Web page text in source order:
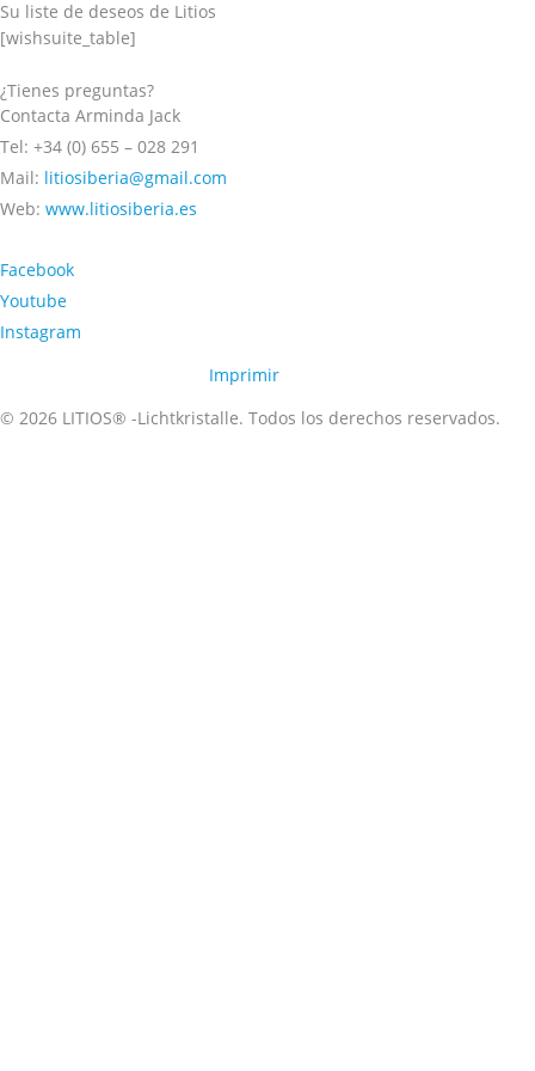
Ir
al
Su liste de deseos de Litios
[wishsuite_table]
¿Tienes preguntas?
Contacta Arminda Jack
Tel: +34 (0) 655 – 028 291
Mail: litiosiberia@gmail.com
Web: www.litiosiberia.es
Facebook
Youtube
Instagram
Imprimir
© 2026 LITIOS® -Lichtkristalle. Todos los derechos reservados.